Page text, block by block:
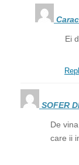
Ei
SOFER
De
care ii